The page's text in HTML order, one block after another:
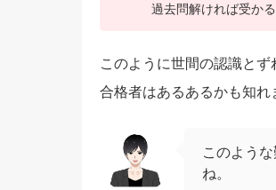
過去問解ければ受か
このように世間の認識とず
合格者はあるあるかも知れ
このよう
ね。